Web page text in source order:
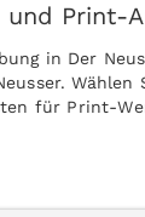
und Print-
in Der
für Print-